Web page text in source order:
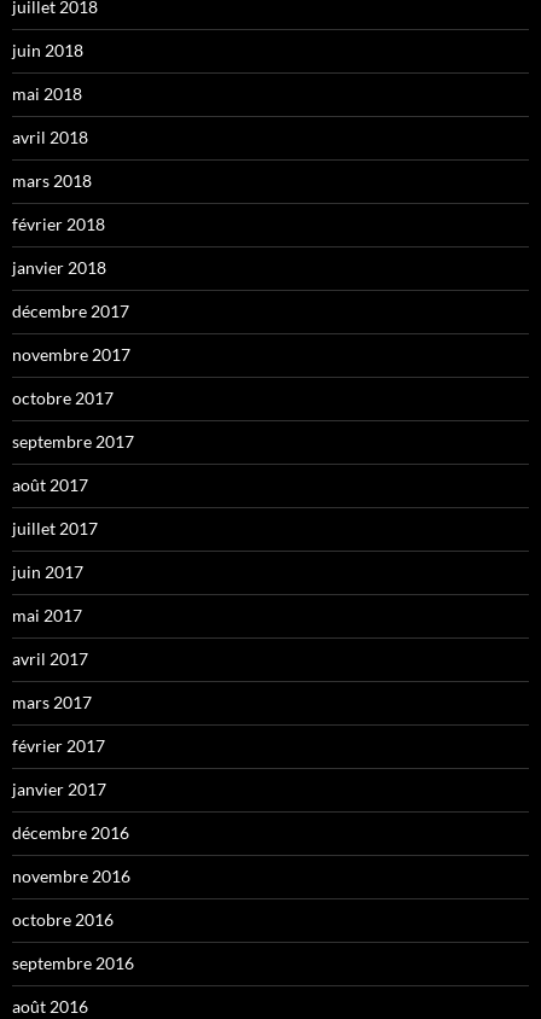
juillet 2018
juin 2018
mai 2018
avril 2018
mars 2018
février 2018
janvier 2018
décembre 2017
novembre 2017
octobre 2017
septembre 2017
août 2017
juillet 2017
juin 2017
mai 2017
avril 2017
mars 2017
février 2017
janvier 2017
décembre 2016
novembre 2016
octobre 2016
septembre 2016
août 2016